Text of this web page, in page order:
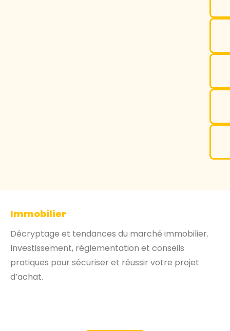
Immobilier
Décryptage et tendances du marché immobilier.
Investissement, réglementation et conseils
pratiques pour sécuriser et réussir votre projet
d’achat.